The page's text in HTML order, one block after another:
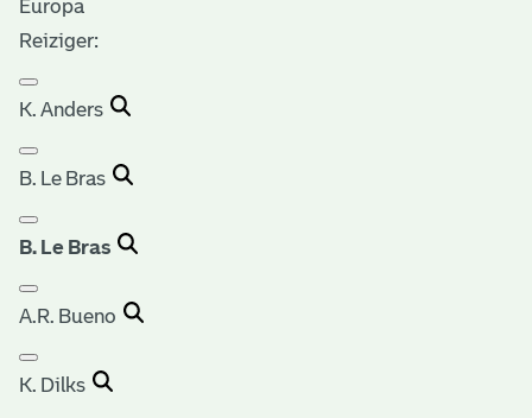
Europa
Reiziger:
K. Anders
B. Le Bras
B. Le Bras
A.R. Bueno
K. Dilks